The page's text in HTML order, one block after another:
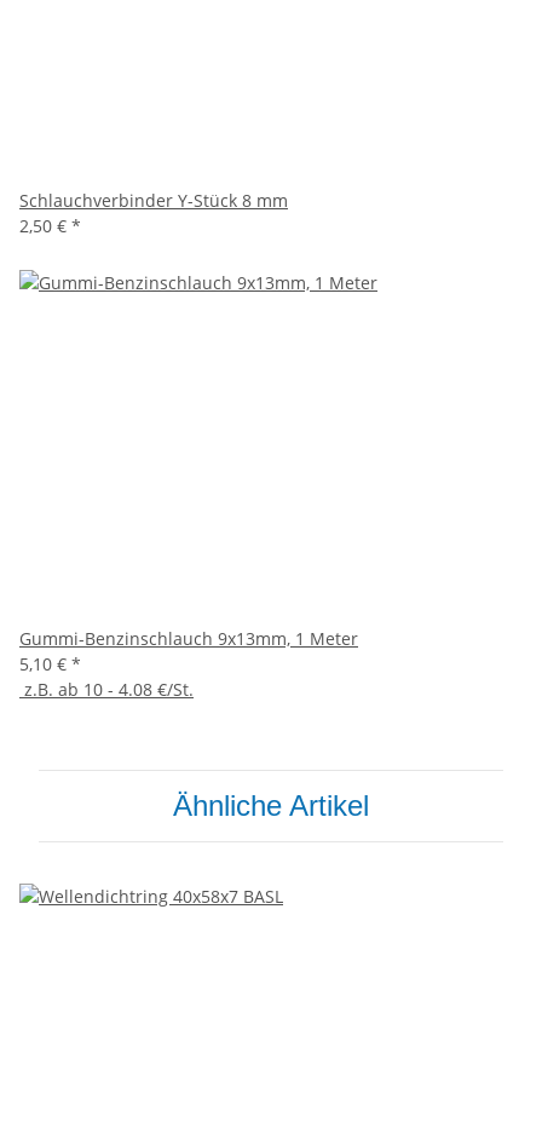
Schlauchverbinder Y-Stück 8 mm
2,50 € *
Gummi-Benzinschlauch 9x13mm, 1 Meter
5,10 € *
z.B. ab 10 - 4.08 €/St.
Ähnliche Artikel